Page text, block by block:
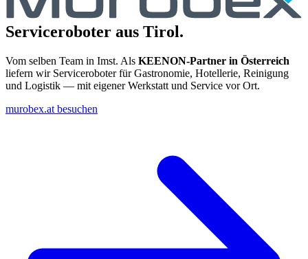
Serviceroboter aus Tirol.
Vom selben Team in Imst. Als KEENON-Partner in Österreich
liefern wir Serviceroboter für Gastronomie, Hotellerie, Reinigung
und Logistik — mit eigener Werkstatt und Service vor Ort.
murobex.at besuchen